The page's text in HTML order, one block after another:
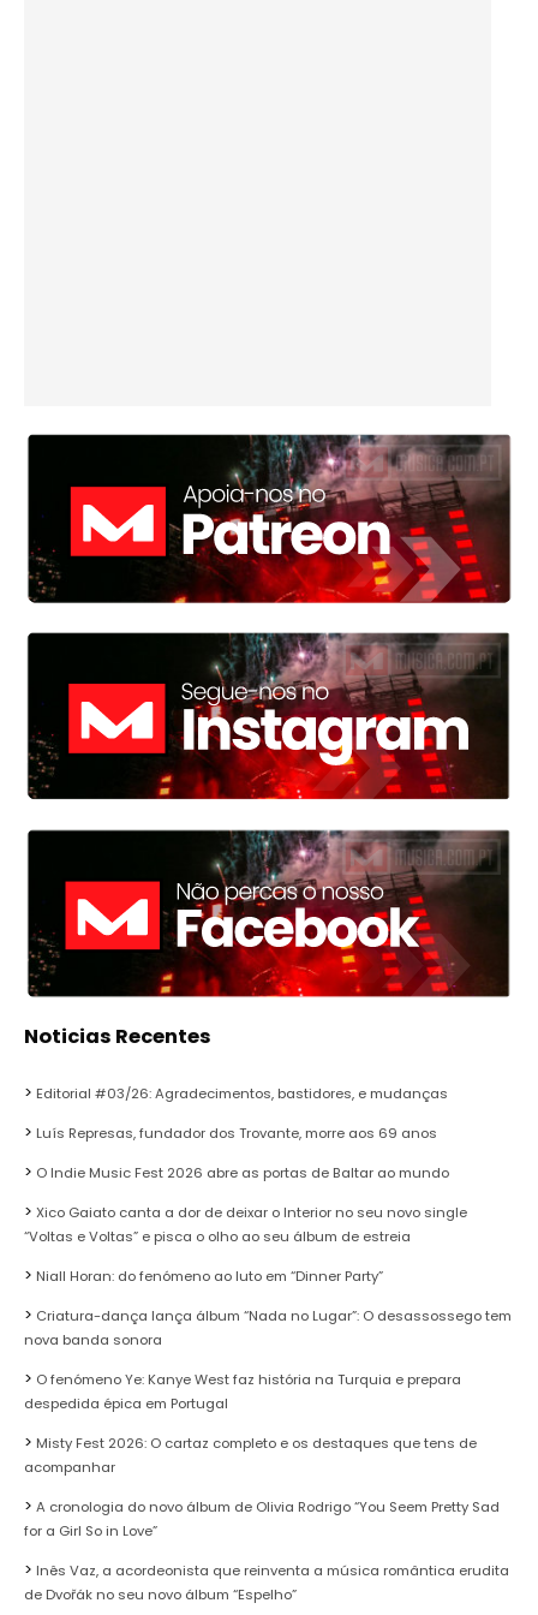
Noticias Recentes
Editorial #03/26: Agradecimentos, bastidores, e mudanças
Luís Represas, fundador dos Trovante, morre aos 69 anos
O Indie Music Fest 2026 abre as portas de Baltar ao mundo
Xico Gaiato canta a dor de deixar o Interior no seu novo single
“Voltas e Voltas” e pisca o olho ao seu álbum de estreia
Niall Horan: do fenómeno ao luto em “Dinner Party”
Criatura-dança lança álbum “Nada no Lugar”: O desassossego tem
nova banda sonora
O fenómeno Ye: Kanye West faz história na Turquia e prepara
despedida épica em Portugal
Misty Fest 2026: O cartaz completo e os destaques que tens de
acompanhar
A cronologia do novo álbum de Olivia Rodrigo “You Seem Pretty Sad
for a Girl So in Love”
Inês Vaz, a acordeonista que reinventa a música romântica erudita
de Dvořák no seu novo álbum “Espelho”